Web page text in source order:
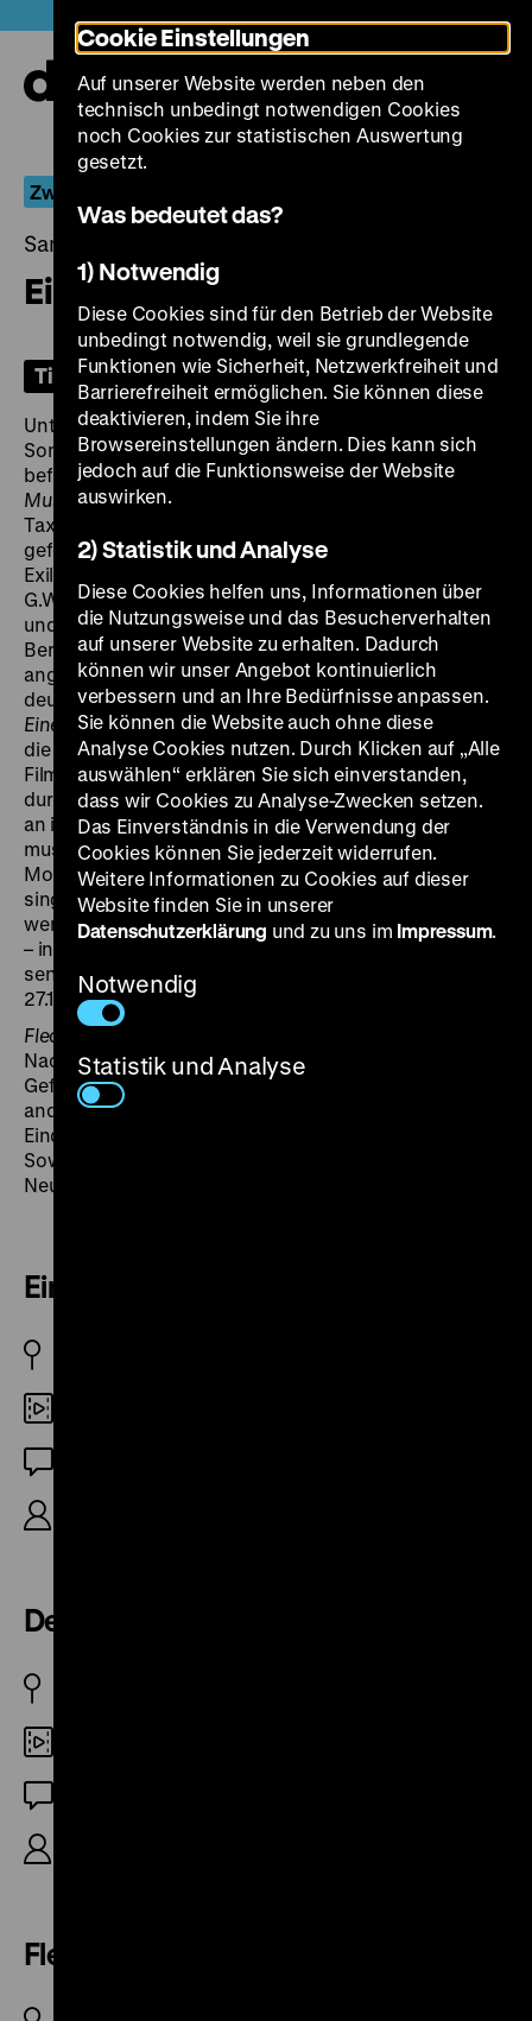
zum
Seiteninhalt
springen
Zwischen Kriegsende und Neuanfang
Samstag, 25. November 2023, 20.00 Uhr
Eine musikalische Geschichte
Tickets
Unter den ersten russischsprachigen Filmen, die im
Sommer 1945 in den Berliner Kinos gezeigt werden,
befindet sich auch die musikalische Komödie
Musykalnaja istorija,
Taxifahrer (Sergej Lemenschew) handelt, der zum
gefeierten Tenor aufsteigt. Der aus Wien stammende
Exil-Regisseur Herbert Rappaport (einst Assistent von
G.W. Pabst) orientierte sich stilistisch an Hollywood-
und Ufa-Produktionen. Wie viele andere Filme, die beim
Berliner Publikum bereits in der Originalfassung gut
angekommen waren, wurde auchMusykalnaja istorija
deutsch synchronisiert und schließlich unter dem Titel
Eine musikalische Geschichtezu Weihnachten 1945 in
die Kinos gebracht. Monatelang lief er mit Erfolg: „Die
Filmhandlung ist eine Art Weihnachtsbaum, der erst
durch die schmückenden und genüßlichen Dinge, die
an ihm hängen, Reiz gewinnt. Es wird herrlich
musiziert. Der Tenor Lemenschew, einer der Besten der
Moskauer Oper, nimmt die Gelegenheit wahr, zu
singen, wenn er sich rasiert, wenn er sein Auto lenkt,
wenn er mit seiner Liebsten Kahn fährt und – natürlich
– in der großen Oper, wo der ehemalige Chauffeur sein
sensationelles Debüt feiert“ (Florian Kienzl,
27.12.1945).
Fleckfieber droht!
Nachkriegsproduktionen, warnt vor den tödlichen
Gefahren des Fleckfiebers.
Der Augenzeuge
anderem die Arbeit im Haupternährungsamt Berlin,
Eindrücke aus Samarkand in der usbekischen
Sowjetrepublik sowie das Februar-Programm der
Neuen Scala im amerikanischen Sektor. (fl)
Eine musikalische Geschichte
Der Augenzeuge Nr. 2
Fleckfieber droht!
Cookie Einstellungen
Auf unserer Website werden neben den
technisch unbedingt notwendigen Cookies
noch Cookies zur statistischen Auswertung
gesetzt.
Was bedeutet das?
1) Notwendig
Diese Cookies sind für den Betrieb der Website
unbedingt notwendig, weil sie grundlegende
Funktionen wie Sicherheit, Netzwerkfreiheit und
Barrierefreiheit ermöglichen. Sie können diese
deaktivieren, indem Sie ihre
Browsereinstellungen ändern. Dies kann sich
jedoch auf die Funktionsweise der Website
auswirken.
2) Statistik und Analyse
Diese Cookies helfen uns, Informationen über
die Nutzungsweise und das Besucherverhalten
auf unserer Website zu erhalten. Dadurch
können wir unser Angebot kontinuierlich
verbessern und an Ihre Bedürfnisse anpassen.
Sie können die Website auch ohne diese
Analyse Cookies nutzen. Durch Klicken auf „Alle
auswählen“ erklären Sie sich einverstanden,
dass wir Cookies zu Analyse-Zwecken setzen.
Das Einverständnis in die Verwendung der
Cookies können Sie jederzeit widerrufen.
Weitere Informationen zu Cookies auf dieser
Website finden Sie in unserer
Datenschutzerklärung und zu uns im Impressum.
Notwendig
Statistik und Analyse